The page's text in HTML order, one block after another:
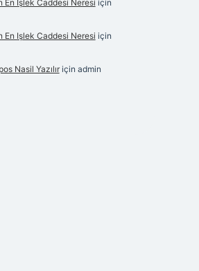
En Işlek Caddesi Neresi için
En Işlek Caddesi Neresi için
Nasil Yazılıriçin admin